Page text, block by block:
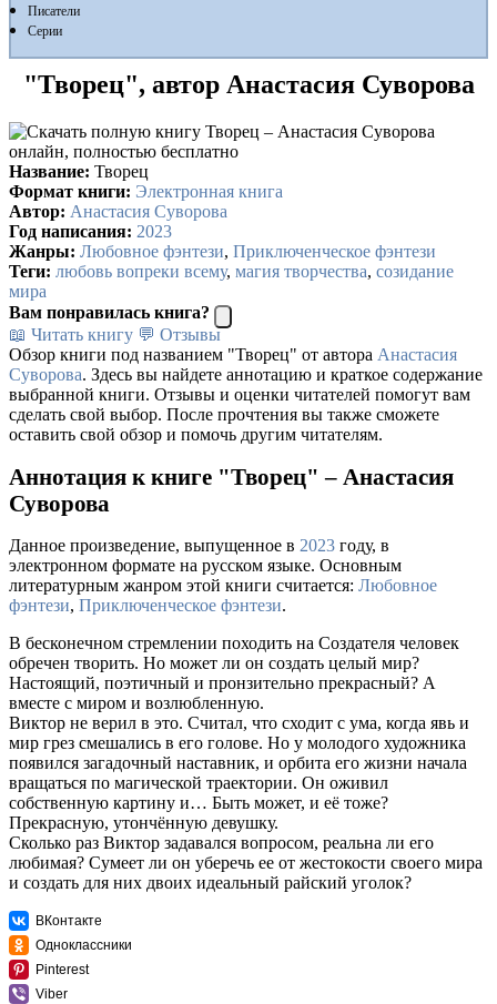
Писатели
Серии
"Творец", автор Анастасия Суворова
Название: Творец
Формат книги: Электронная книга
Автор: Анастасия Суворова
Год написания: 2023
Жанры: Любовное фэнтези, Приключенческое фэнтези
Теги: любовь вопреки всему, магия творчества, созидание
мира
Вам понравилась книга?
📖 Читать книгу 💬 Отзывы
Обзор книги под названием "Творец" от автора Анастасия
Суворова. Здесь вы найдете аннотацию и краткое содержание
выбранной книги. Отзывы и оценки читателей помогут вам
сделать свой выбор. После прочтения вы также сможете
оставить свой обзор и помочь другим читателям.
Аннотация к книге "Творец" – Анастасия
Суворова
Данное произведение, выпущенное в 2023 году, в
электронном формате на русском языке. Основным
литературным жанром этой книги считается: Любовное
фэнтези, Приключенческое фэнтези.
В бесконечном стремлении походить на Создателя человек
обречен творить. Но может ли он создать целый мир?
Настоящий, поэтичный и пронзительно прекрасный? А
вместе с миром и возлюбленную.
Виктор не верил в это. Считал, что сходит с ума, когда явь и
мир грез смешались в его голове. Но у молодого художника
появился загадочный наставник, и орбита его жизни начала
вращаться по магической траектории. Он оживил
собственную картину и… Быть может, и её тоже?
Прекрасную, утончённую девушку.
Сколько раз Виктор задавался вопросом, реальна ли его
любимая? Сумеет ли он уберечь ее от жестокости своего мира
и создать для них двоих идеальный райский уголок?
ВКонтакте
Одноклассники
Pinterest
Viber